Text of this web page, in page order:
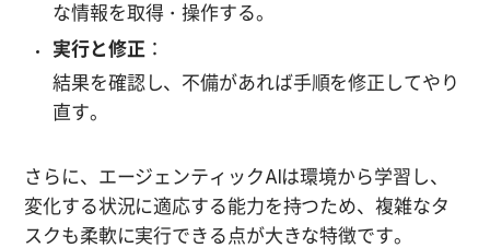
な情報を取得・操作する。
実行と修正 ：
結果を確認し、不備があれば手順を修正してやり
直す。
さらに、エージェンティックAIは環境から学習し、
変化する状況に適応する能力を持つため、複雑なタ
スクも柔軟に実行できる点が大きな特徴です。